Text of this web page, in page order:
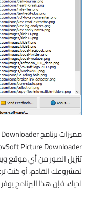
مميزات برنامج VovSoft Picture Downloader
تنزيل الصور من أي موقع
لمشروعك القادم، أو كنت
لديك، فإن هذا البرنامج